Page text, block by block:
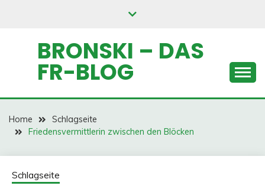
BRONSKI – DAS
FR-BLOG
Home
Schlagseite
Friedensvermittlerin zwischen den Blöcken
Schlagseite